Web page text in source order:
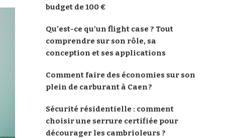
budget de 100 €
Qu’est-ce qu’un flight case ? Tout
comprendre sur son rôle, sa
conception et ses applications
Comment faire des économies sur son
plein de carburant à Caen ?
Sécurité résidentielle : comment
choisir une serrure certifiée pour
décourager les cambrioleurs ?